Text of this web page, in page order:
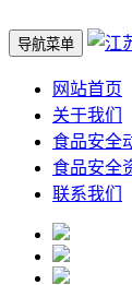
导航菜单
网站首页
关于我们
食品安全
食品安全
联系我们